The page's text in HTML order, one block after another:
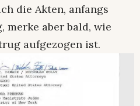
die Akten, anfangs
merke aber bald, wie
aufgezogen ist.